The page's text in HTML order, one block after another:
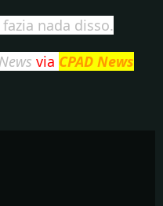
nada disso.
via CPAD News